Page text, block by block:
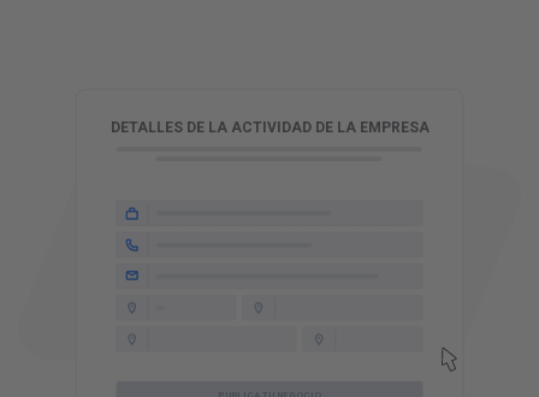
DETALLES DE LA ACTIVIDAD DE LA EMPRESA